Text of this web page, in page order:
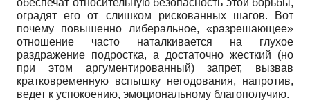
оградят его от слишком рискованных шагов. Вот
почему повышенно либеральное, «разрешающее»
отношение часто наталкивается на глухое
раздражение подростка, а достаточно жесткий (но
при этом аргументированный) запрет, вызвав
кратковременную вспышку негодования, напротив,
ведет к успокоению, эмоциональному благополучию.